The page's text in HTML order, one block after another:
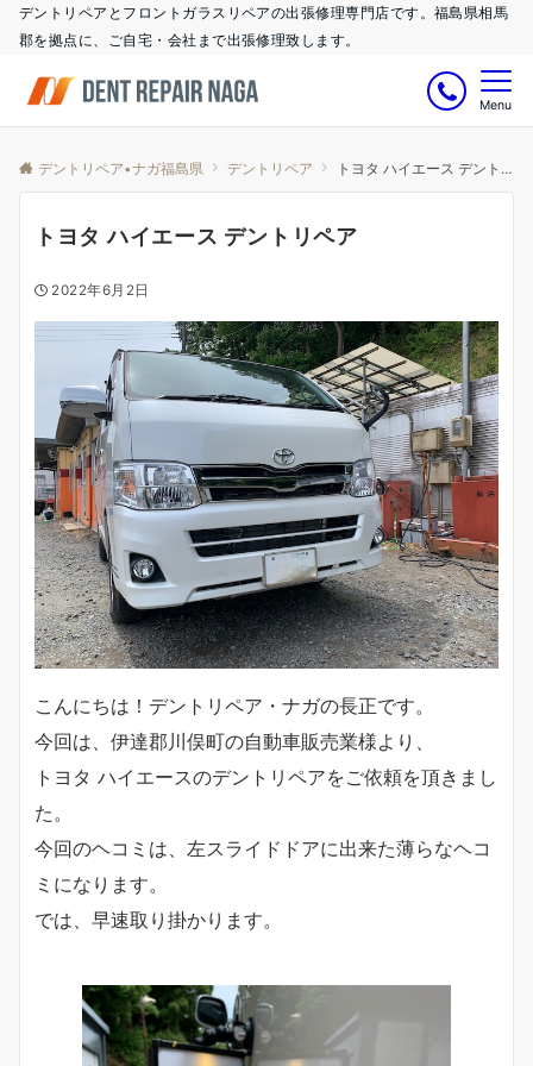
デントリペアとフロントガラスリペアの出張修理専門店です。福島県相馬
郡を拠点に、ご自宅・会社まで出張修理致します。
Menu
デントリペア•ナガ福島県 デントリペア トヨタ ハイエース デントリペア
トヨタ ハイエース デントリペア
2022年6月2日
こんにちは！デントリペア・ナガの長正です。
今回は、伊達郡川俣町の自動車販売業様より、
トヨタ ハイエースのデントリペアをご依頼を頂きまし
た。
今回のヘコミは、左スライドドアに出来た薄らなヘコ
ミになります。
では、早速取り掛かります。